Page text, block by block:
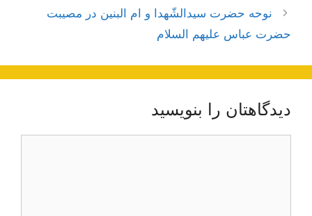
نوحه حضرت سیدالشّهدا و ام البنین در مصیبت
حضرت عباس علیهم السلام
دیدگاهتان را بنویسید